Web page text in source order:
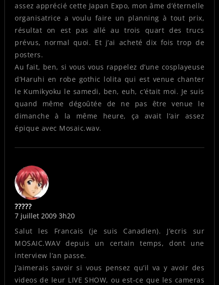
assez apprécié cette Japan Expo, mon âme d’éternelle
organisatrice a voulu faire un planning à tout prix,
résultat on est pas allé au trois quart des trucs
prévus, normal quoi. Et j’ai acheté dix fois trop de
posters.
Au fait, ben, si vous vous rappelez d’une cosplayeuse
d’Haruhi en robe gothic lolita qui est venue chanter
le Kumikyoku le samedi, ben, euh, c’était moi. Je suis
quand même dégoûtée de ne pas être venue le
dimanche à la même heure, ça avait l’air assez
épique avec Mosaic.wav.
?????
7 juillet 2009 3h20
Salut les Francais (je suis Canadien). J’ecris sur
MOSAIC.WAV depuis un certain temps, dont une
interview l’an passe.
J’aimerais savoir si vous pensez qu’il va y avoir des
videos de leur LIVE SHOW, ou est-ce que les cameras